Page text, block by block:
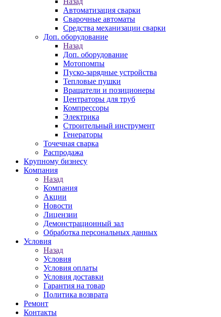
Автоматизация сварки
Сварочные автоматы
Средства механизации сварки
Доп. оборудование
Назад
Доп. оборудование
Мотопомпы
Пуско-зарядные устройства
Тепловые пушки
Вращатели и позиционеры
Центраторы для труб
Компрессоры
Электрика
Строительный инструмент
Генераторы
Точечная сварка
Распродажа
Крупному бизнесу
Компания
Назад
Компания
Акции
Новости
Лицензии
Демонстрационный зал
Обработка персональных данных
Условия
Назад
Условия
Условия оплаты
Условия доставки
Гарантия на товар
Политика возврата
Ремонт
Контакты